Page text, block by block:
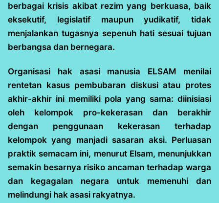
berbagai krisis akibat rezim yang berkuasa, baik
eksekutif, legislatif maupun yudikatif, tidak
menjalankan tugasnya sepenuh hati sesuai tujuan
berbangsa dan bernegara.
Organisasi hak asasi manusia ELSAM menilai
rentetan kasus pembubaran diskusi atau protes
akhir-akhir ini memiliki pola yang sama: diinisiasi
oleh kelompok pro-kekerasan dan berakhir
dengan penggunaan kekerasan terhadap
kelompok yang manjadi sasaran aksi. Perluasan
praktik semacam ini, menurut Elsam, menunjukkan
semakin besarnya risiko ancaman terhadap warga
dan kegagalan negara untuk memenuhi dan
melindungi hak asasi rakyatnya.